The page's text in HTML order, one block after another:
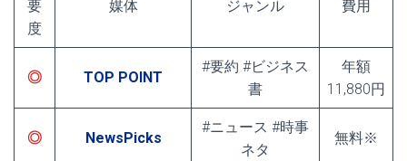
要
度
媒体 ジャンル 費用
◎ TOP POINT
#要約 #ビジネス
書
年額
11,880円
◎ NewsPicks
#ニュース #時事
ネタ
無料※